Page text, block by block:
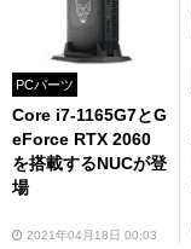
PCパーツ
Core i7-1165G7とG
eForce RTX 2060
を搭載するNUCが登
場
2021年04月18日 00:03